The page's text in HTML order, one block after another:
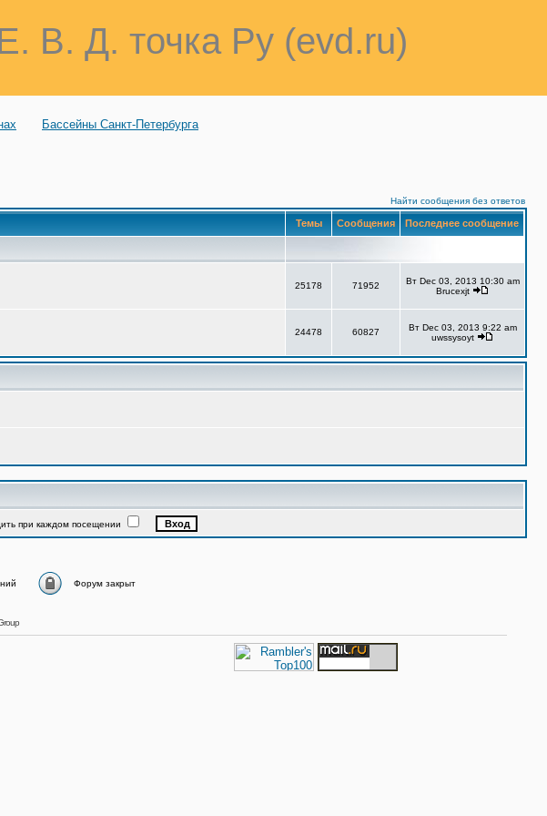
В. Д. точка Ру (evd.ru)
Бассейны Санкт-Петербурга
Найти сообщения без ответов
Темы Сообщения Последнее сообщение
25178 71952
Вт Dec 03, 2013 10:30 am
Brucexjt
24478 60827
Вт Dec 03, 2013 9:22 am
uwssysoyt
при каждом посещении
Форум закрыт